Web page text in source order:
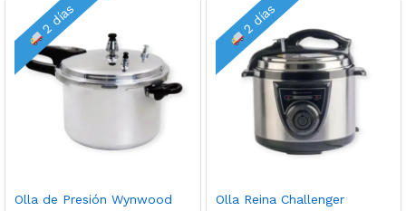
2 días
Olla de Presión Wynwood
2 días
Olla Reina Challenger